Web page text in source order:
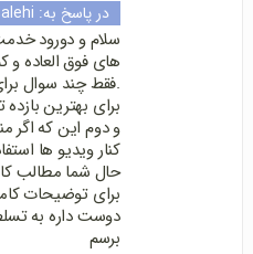
در پاسخ به:
سلام و دورود
های فوق العاده و
.فقط چند سوال
برای بهترین
و دوم این که اگر
کنار ویدیو ها
حال شما مطالب
برای توضیحات
دوست داره به
برسم